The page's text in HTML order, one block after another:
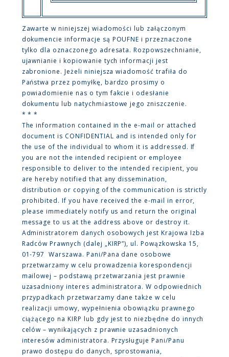
Zawarte w niniejszej wiadomości lub załączonym
dokumencie informacje są POUFNE i przeznaczone
tylko dla oznaczonego adresata. Rozpowszechnianie,
ujawnianie i kopiowanie tych informacji jest
zabronione. Jeżeli niniejsza wiadomość trafiła do
Państwa przez pomyłkę, bardzo prosimy o
powiadomienie nas o tym fakcie i odesłanie
dokumentu lub natychmiastowe jego zniszczenie.
* * *
The information contained in the e-mail or attached
document is CONFIDENTIAL and is intended only for
the use of the individual to whom it is addressed. If
you are not the intended recipient or employee
responsible to deliver to the intended recipient, you
are hereby notified that any dissemination,
distribution or copying of the communication is strictly
prohibited. If you have received the e-mail in error,
please immediately notify us and return the original
message to us at the address above or destroy it.
Administratorem danych osobowych jest Krajowa Izba
Radców Prawnych (dalej „KIRP”), ul. Powązkowska 15,
01-797 Warszawa. Pani/Pana dane osobowe
przetwarzamy w celu prowadzenia korespondencji
mailowej – podstawą przetwarzania jest prawnie
uzasadniony interes administratora. W odpowiednich
przypadkach przetwarzamy dane także w celu
realizacji umowy, wypełnienia obowiązku prawnego
ciążącego na KIRP lub gdy jest to niezbędne do innych
celów – wynikających z prawnie uzasadnionych
interesów administratora. Przysługuje Pani/Panu
prawo dostępu do danych, sprostowania,